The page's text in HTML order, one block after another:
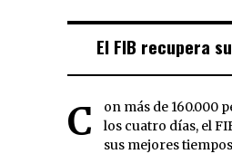
El FIB recupera
Con más de 160.000 personas durante
los cuatro días, el
sus mejores